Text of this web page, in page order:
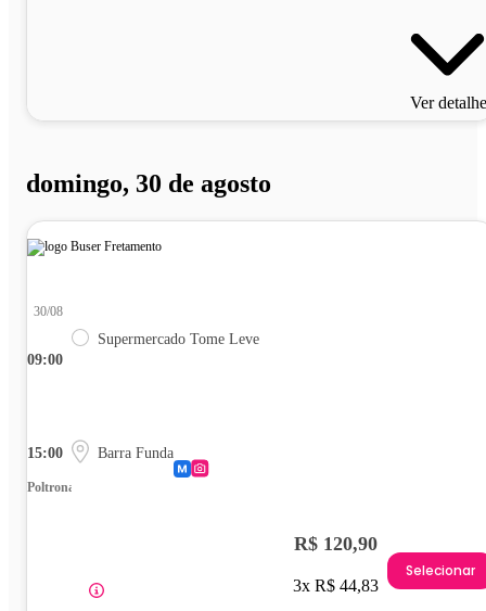
Ver
domingo, 30 de agosto
09:00
30/08
Supermercado Tome Leve
15:00 Barra Funda
Poltrona
R$ 120,90
3x R$ 44,83
Selecionar